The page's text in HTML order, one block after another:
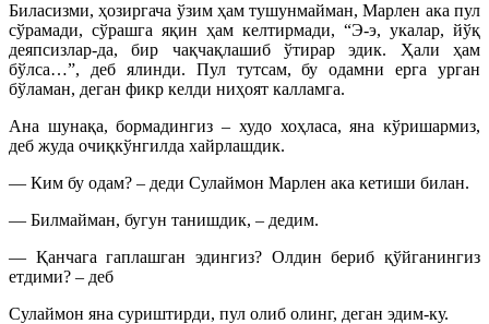
Биласизми, ҳозиргача ўзим ҳам тушунмайман, Марлен ака пул
сўрамади, сўрашга яқин ҳам келтирмади, “Э-э, укалар, йўқ
деяпсизлар-да, бир чақчақлашиб ўтирар эдик. Ҳали ҳам
бўлса…”, деб ялинди. Пул тутсам, бу одамни ерга урган
бўламан, деган фикр келди ниҳоят калламга.
Ана шунақа, бормадингиз – худо хоҳласа, яна кўришармиз,
деб жуда очиқкўнгилда хайрлашдик.
— Ким бу одам? – деди Сулаймон Марлен ака кетиши билан.
— Билмайман, бугун танишдик, – дедим.
— Қанчага гаплашган эдингиз? Олдин бериб қўйганингиз
етдими? – деб
Сулаймон яна суриштирди, пул олиб олинг, деган эдим-ку.